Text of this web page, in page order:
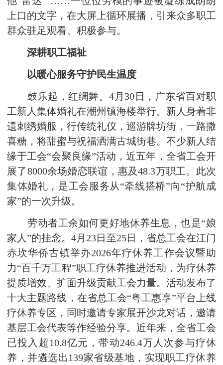
上口的文字，在大屏上循环展播，引来众多职工
群众驻足观看、积极参与。
深耕职工福祉
以暖心服务守护民生温度
鼓乐起，红绸舞。4月30日，广东省百对职
工新人集体婚礼在潮州镇海楼举行。新人身着非
遗刺绣婚服，行传统礼仪，巡游牌坊街，一路撒
喜糖，将甜蜜与祝福洒满古城街巷。不少新人结
缘于工会“会聚良缘”活动，近五年，全省工会开
展了8000余场婚恋联谊，惠及48.3万职工。此次
集体婚礼，是工会服务从“牵线搭桥”向“护航成
家”的一次升级。
劳动者工余如何更好地休养生息，也是“娘
家人”的挂念。4月23日至25日，省总工会在江门
赤坎华侨古镇举办2026年疗休养工作会议暨助
力“百千万工程”职工疗休养推进活动，为疗休养
提质增效、扩面升级贡献工会力量。活动发布了
十大主题路线，在省总工会“粤工惠享”平台上线
疗休养专区，同时邀请专家展开沙龙对话，邀请
基层工会代表等作经验分享。近年来，全省工会
已投入超10.8亿元，带动246.4万人次参与疗休
养，并遴选出139家省级基地，实现职工疗休养